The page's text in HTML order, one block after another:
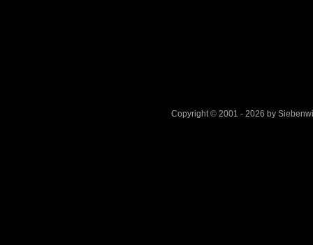
Copyright © 2001 - 2026 by